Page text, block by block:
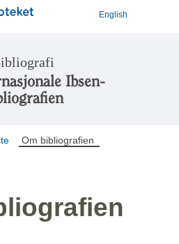
English
Ibsen-
Om bibliografien